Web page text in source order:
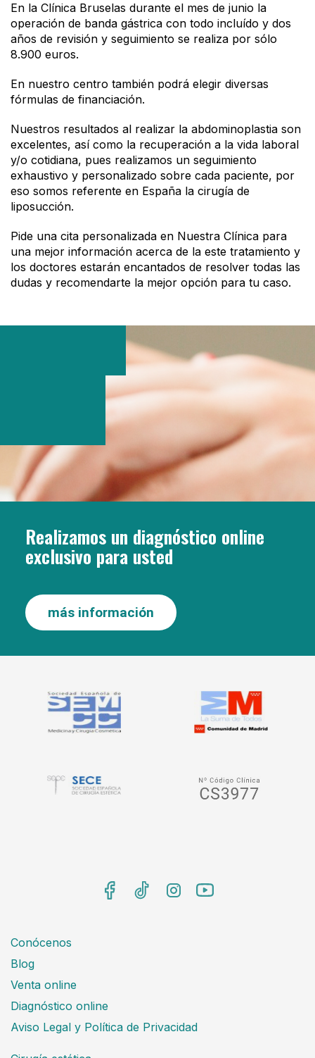
En la Clínica Bruselas durante el mes de junio la
operación de banda gástrica con todo incluído y dos
años de revisión y seguimiento se realiza por sólo
8.900 euros.
En nuestro centro también podrá elegir diversas
fórmulas de financiación.
Nuestros resultados al realizar la abdominoplastia son
excelentes, así como la recuperación a la vida laboral
y/o cotidiana, pues realizamos un seguimiento
exhaustivo y personalizado sobre cada paciente, por
eso somos referente en España la cirugía de
liposucción.
Pide una cita personalizada en Nuestra Clínica para
una mejor información acerca de la este tratamiento y
los doctores estarán encantados de resolver todas las
dudas y recomendarte la mejor opción para tu caso.
Realizamos un diagnóstico online
exclusivo para usted
más información
Conócenos
Blog
Venta online
Diagnóstico online
Aviso Legal y Política de Privacidad